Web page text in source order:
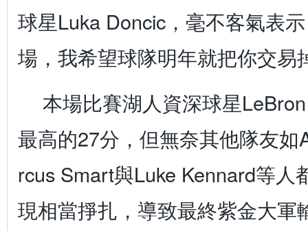
球星Luka Doncic，毫不客氣表
場，我希望球隊明年就把你交易
本場比賽湖人資深球星
最高的27分，但無奈其他隊友如
rcus Smart與Luke Kennard等人
現相當掙扎，導致最終紫金大軍